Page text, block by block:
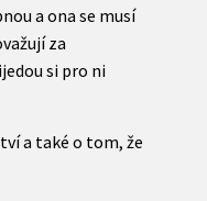
a ona se musí
za
si pro ni
a také o tom, že